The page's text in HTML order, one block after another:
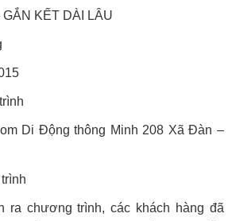
KẾT DÀI LÂU
Di Động thông Minh 208 Xã Đàn –
ra chương trình, các khách hàng đã